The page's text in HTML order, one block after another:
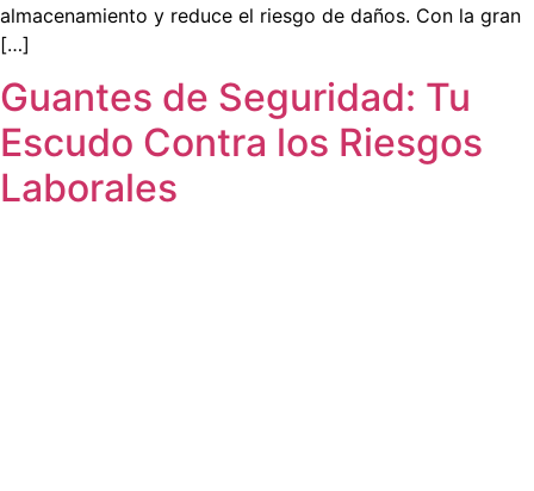
almacenamiento y reduce el riesgo de daños. Con la gran
[…]
Guantes de Seguridad: Tu
Escudo Contra los Riesgos
Laborales